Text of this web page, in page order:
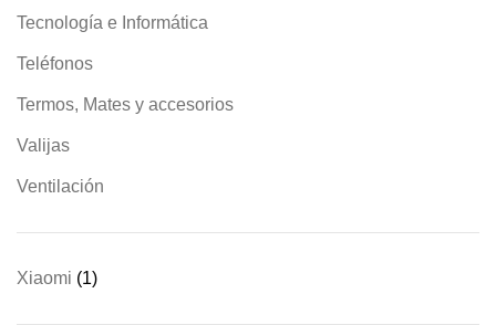
Tecnología e Informática
Teléfonos
Termos, Mates y accesorios
Valijas
Ventilación
Xiaomi (1)